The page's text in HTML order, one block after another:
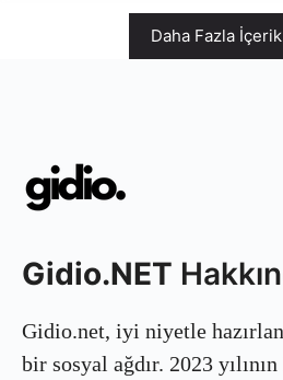
Daha Fazla
Gidio.NET
Gidio.net, iyi niyetle
bir sosyal ağdır. 2023